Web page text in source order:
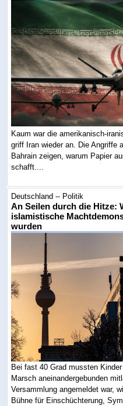
Kaum war die amerikanisch-
griff Iran wieder an. Die Angriffe
Bahrain zeigen, warum Papier
schafft....
Deutschland -- Politik
An Seilen durch die Hitze:
islamistische
wurden
Bei fast 40 Grad mussten
Marsch aneinandergebunden
Versammlung angemeldet war,
Bühne für Einschüchterung,